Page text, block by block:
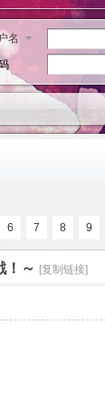
名
6 7 8 9
！～ [复制链接]